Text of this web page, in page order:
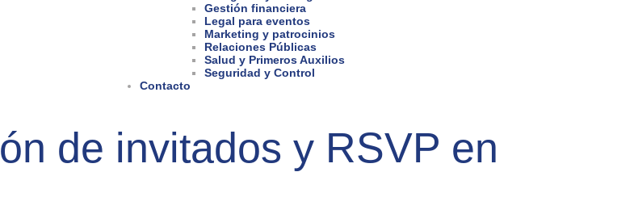
Gestión financiera
Legal para eventos
Marketing y patrocinios
Relaciones Públicas
Salud y Primeros Auxilios
Seguridad y Control
Contacto
de invitados y RSVP en